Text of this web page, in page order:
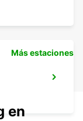
Más estaciones
en